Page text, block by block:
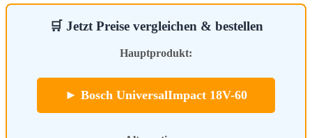
🛒 Jetzt Preise vergleichen & bestellen
Hauptprodukt:
► Bosch UniversalImpact 18V-60